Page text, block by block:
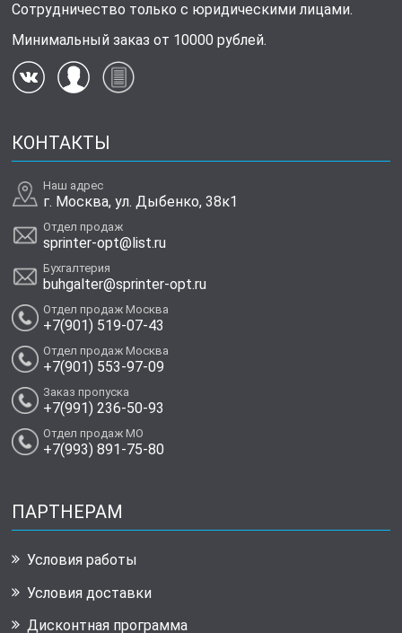
Сотрудничество только с юридическими лицами.
Минимальный заказ от 10000 рублей.
КОНТАКТЫ
Наш адрес
г. Москва, ул. Дыбенко, 38к1
Отдел продаж
sprinter-opt@list.ru
Бухгалтерия
buhgalter@sprinter-opt.ru
Отдел продаж Москва
+7(901) 519-07-43
Отдел продаж Москва
+7(901) 553-97-09
Заказ пропуска
+7(991) 236-50-93
Отдел продаж МО
+7(993) 891-75-80
ПАРТНЕРАМ
Условия работы
Условия доставки
Дисконтная программа